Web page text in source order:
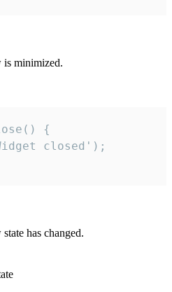
is minimized.
{
closed');
has changed.